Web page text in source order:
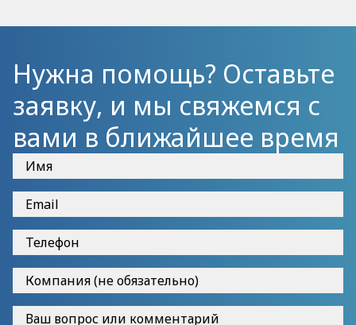
Нужна помощь? Оставьте
заявку, и мы свяжемся с
вами в ближайшее время